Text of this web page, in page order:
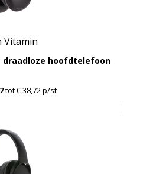
Vitamin
draadloze hoofdtelefoon
tot € 38,72 p/st